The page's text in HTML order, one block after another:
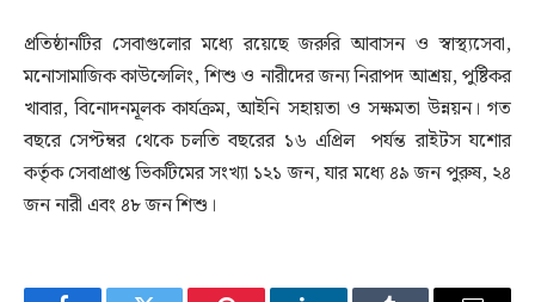
প্রতিষ্ঠানটির সেবাগুলোর মধ্যে রয়েছে জরুরি আবাসন ও স্বাস্থ্যসেবা,
মনোসামাজিক কাউন্সেলিং, শিশু ও নারীদের জন্য নিরাপদ আশ্রয়, পুষ্টিকর
খাবার, বিনোদনমূলক কার্যক্রম, আইনি সহায়তা ও সক্ষমতা উন্নয়ন। গত
বছরে সেপ্টম্বর থেকে চলতি বছরের ১৬ এপ্রিল পর্যন্ত রাইটস যশোর
কর্তৃক সেবাপ্রাপ্ত ভিকটিমের সংখ্যা ১২১ জন, যার মধ্যে ৪৯ জন পুরুষ, ২৪
জন নারী এবং ৪৮ জন শিশু।